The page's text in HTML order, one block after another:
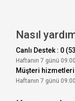
Nasıl
Canlı Destek : 0
Haftanın 7 günü
Müşteri hizmetleri
Haftanın 7 günü